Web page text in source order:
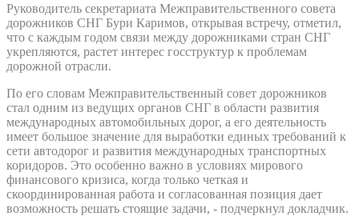
Руководитель секретариата Межправительственного совета
дорожников СНГ Бури Каримов, открывая встречу, отметил,
что с каждым годом связи между дорожниками стран СНГ
укрепляются, растет интерес госструктур к проблемам
дорожной отрасли.
По его словам Межправительственный совет дорожников
стал одним из ведущих органов СНГ в области развития
международных автомобильных дорог, а его деятельность
имеет большое значение для выработки единых требований к
сети автодорог и развития международных транспортных
коридоров. Это особенно важно в условиях мирового
финансового кризиса, когда только четкая и
скоординированная работа и согласованная позиция дает
возможность решать стоящие задачи, - подчеркнул докладчик.